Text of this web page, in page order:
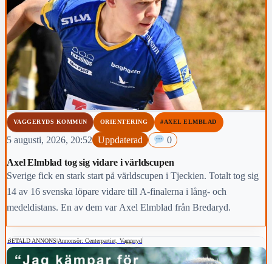
VAGGERYDS KOMMUN ORIENTERING #AXEL ELMBLAD
5 augusti, 2026, 20:52 Uppdaterad 0
Axel Elmblad tog sig vidare i världscupen
Sverige fick en stark start på världscupen i Tjeckien. Totalt tog sig
14 av 16 svenska löpare vidare till A-finalerna i lång- och
medeldistans. En av dem var Axel Elmblad från Bredaryd.
BETALD ANNONS|Annonsör: Centerpartiet, Vaggeryd